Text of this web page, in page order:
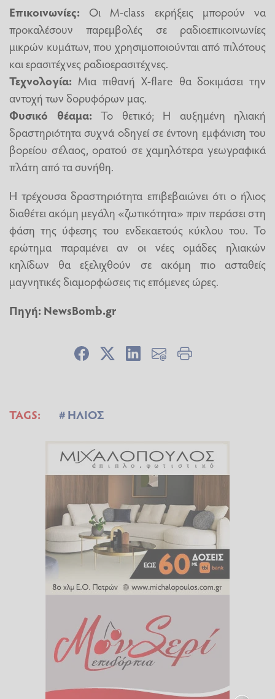
Επικοινωνίες: Οι M-class εκρήξεις μπορούν να
προκαλέσουν παρεμβολές σε ραδιοεπικοινωνίες
μικρών κυμάτων, που χρησιμοποιούνται από πιλότους
και ερασιτέχνες ραδιοερασιτέχνες.
Τεχνολογία: Μια πιθανή X-flare θα δοκιμάσει την
αντοχή των δορυφόρων μας.
Φυσικό θέαμα: Το θετικό; Η αυξημένη ηλιακή
δραστηριότητα συχνά οδηγεί σε έντονη εμφάνιση του
βορείου σέλαος, ορατού σε χαμηλότερα γεωγραφικά
πλάτη από τα συνήθη.
Η τρέχουσα δραστηριότητα επιβεβαιώνει ότι ο ήλιος
διαθέτει ακόμη μεγάλη «ζωτικότητα» πριν περάσει στη
φάση της ύφεσης του ενδεκαετούς κύκλου του. Το
ερώτημα παραμένει αν οι νέες ομάδες ηλιακών
κηλίδων θα εξελιχθούν σε ακόμη πιο ασταθείς
μαγνητικές διαμορφώσεις τις επόμενες ώρες.
Πηγή: NewsBomb.gr
TAGS: ΗΛΙΟΣ